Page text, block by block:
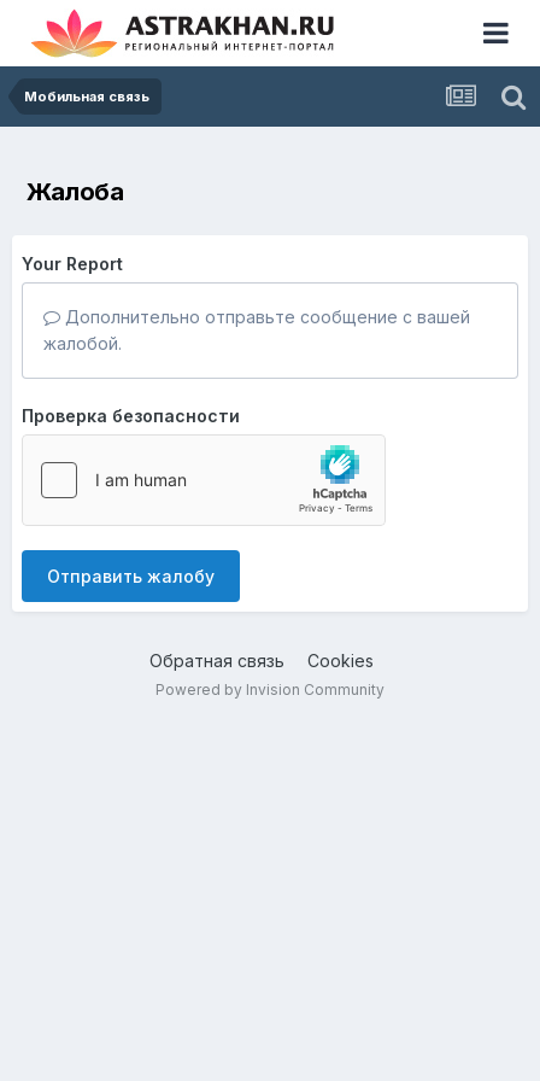
Мобильная связь
Жалоба
Your Report
Дополнительно отправьте сообщение с вашей
жалобой.
Проверка безопасности
Отправить жалобу
Обратная связь Cookies
Powered by Invision Community